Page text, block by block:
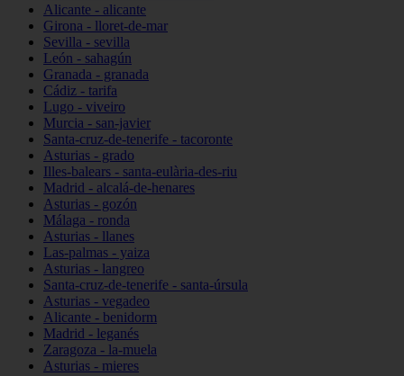
Alicante - alicante
Girona - lloret-de-mar
Sevilla - sevilla
León - sahagún
Granada - granada
Cádiz - tarifa
Lugo - viveiro
Murcia - san-javier
Santa-cruz-de-tenerife - tacoronte
Asturias - grado
Illes-balears - santa-eulària-des-riu
Madrid - alcalá-de-henares
Asturias - gozón
Málaga - ronda
Asturias - llanes
Las-palmas - yaiza
Asturias - langreo
Santa-cruz-de-tenerife - santa-úrsula
Asturias - vegadeo
Alicante - benidorm
Madrid - leganés
Zaragoza - la-muela
Asturias - mieres